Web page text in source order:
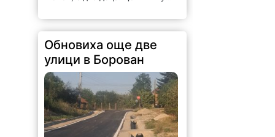
Обновиха още две
улици в Борован